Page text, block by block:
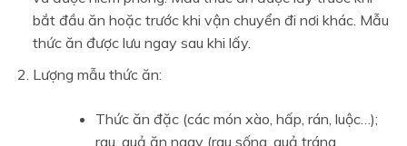
bắt đầu ăn hoặc trước khi vận chuyển đi nơi khác. Mẫu
thức ăn được lưu ngay sau khi lấy.
Lượng mẫu thức ăn:
Thức ăn đặc (các món xào, hấp, rán, luộc…);
rau, quả ăn ngay (rau sống, quả tráng